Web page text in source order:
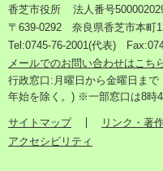
香芝市役所
法人番号
〒639-0292 奈良県香芝市本町
Tel:0745-76-2001(代表)
メールでのお問い合わせはこち
行政窓口:月曜日から金曜日ま
年始を除く。) ※一部窓口は8時
サイトマップ リンク・著
アクセシビリティ